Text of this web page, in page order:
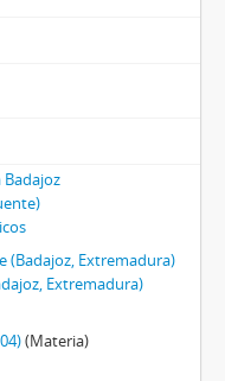
(Badajoz, Extremadura)
Extremadura)
(Materia)